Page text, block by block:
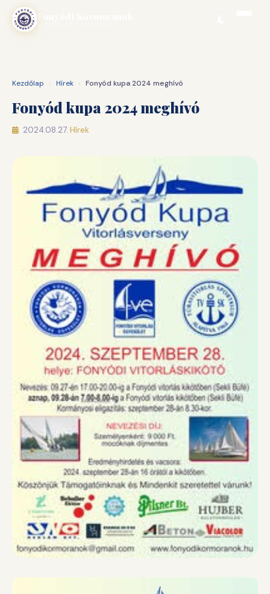
Ugrás
Kezdőlap Hírek Fonyód kupa 2024 meghívó
Fonyód kupa 2024 meghívó
2024.08.27.·Hírek